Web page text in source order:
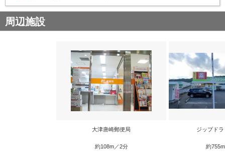
周辺施設
大津唐崎郵便局
約108m／2分
ジップド
約